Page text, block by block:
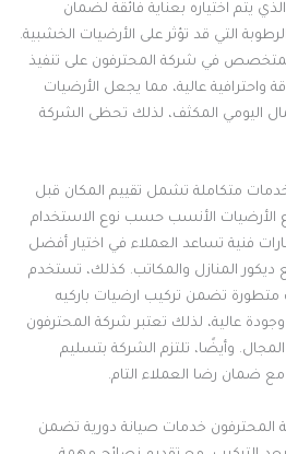
يتم اختياره بعناية فائقة لضمان
التي قد تؤثر على الأرضيات الخشبية.
في شركة المحترفون على تنفيذ
واحترافية عالية، مما يجعل الأرضيات
اليومي المكثف، لذلك تحظى الشركة
متكاملة تشمل تقييم المكان قبل
الأرضيات الأنسب حسب نوع الاستخدام
فنية تساعد العملاء في اختيار أفضل
ديكور المنازل والمكاتب. كذلك، تستخدم
متطورة تضمن تركيب ارضيات باركيه
عالية، لذلك تعتبر شركة المحترفون
وأيضًا، تلتزم الشركة بتسليم
ضمان رضا العملاء التام.
المحترفون خدمات صيانة دورية تضمن